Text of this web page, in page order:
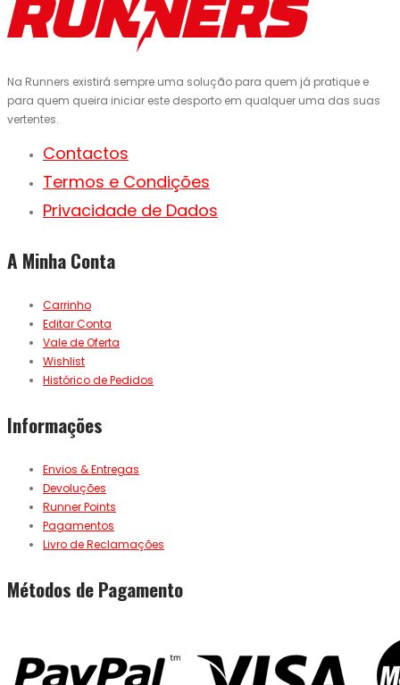
Na Runners existirá sempre uma solução para quem já pratique e
para quem queira iniciar este desporto em qualquer uma das suas
vertentes.
Contactos
Termos e Condições
Privacidade de Dados
A Minha Conta
Carrinho
Editar Conta
Vale de Oferta
Wishlist
Histórico de Pedidos
Informações
Envios & Entregas
Devoluções
Runner Points
Pagamentos
Livro de Reclamações
Métodos de Pagamento